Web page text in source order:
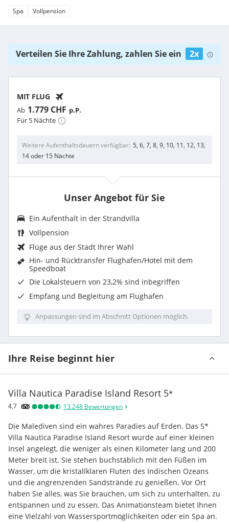
Spa
Vollpension
Verteilen Sie Ihre Zahlung, zahlen Sie ein 2x
MIT FLUG
Ab 1.779 CHF p.P.
Für 5 Nächte
Weitere Aufenthaltsdauern verfügbar 5, 6, 7, 8, 9, 10, 11, 12, 13,
14 oder 15 Nächte
Unser Angebot für Sie
Ein Aufenthalt in der Strandvilla
Vollpension
Flüge aus der Stadt Ihrer Wahl
Hin- und Rücktransfer Flughafen/Hotel mit dem
Speedboat
Die Lokalsteuern von 23,2% sind inbegriffen
Empfang und Begleitung am Flughafen
Anpassungen sind im Abschnitt Optionen möglich.
Ihre Reise beginnt hier
Villa Nautica Paradise Island Resort 5*
4,7 13.248 Bewertungen
Die Malediven sind ein wahres Paradies auf Erden. Das 5*
Villa Nautica Paradise Island Resort wurde auf einer kleinen
Insel angelegt, die weniger als einen Kilometer lang und 200
Meter breit ist. Sie stehen buchstäblich mit den Füßen im
Wasser, um die kristallklaren Fluten des Indischen Ozeans
und die angrenzenden Sandstrände zu genießen. Vor Ort
haben Sie alles, was Sie brauchen, um sich zu unterhalten, zu
entspannen und zu essen. Das Animationsteam bietet Ihnen
eine Vielzahl von Wassersportmöglichkeiten oder ein Spa an.